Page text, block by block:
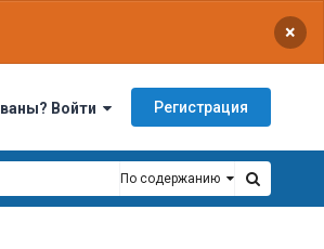
×
Войти Регистрация
По содержанию